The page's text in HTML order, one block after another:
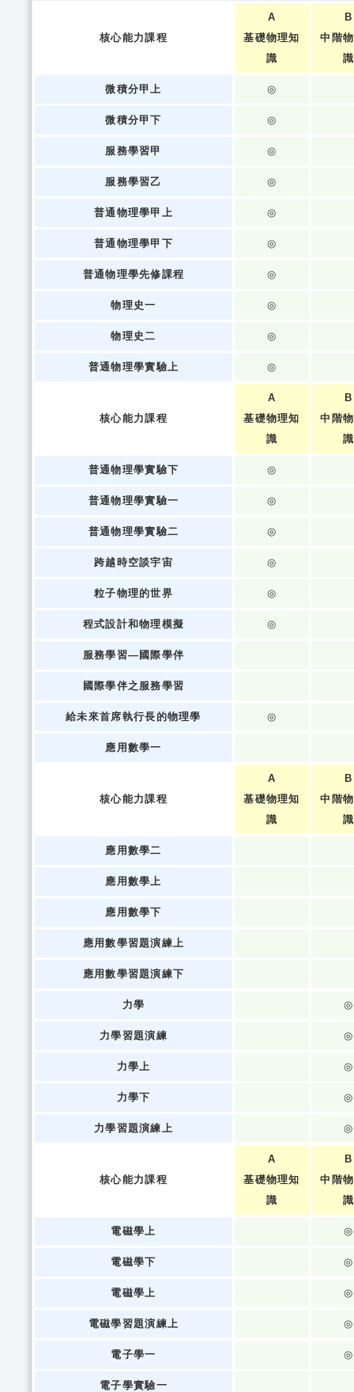
核心能力課程
A
基礎物理知
識
B
中階
識
微積分甲上 ◎
微積分甲下 ◎
服務學習甲 ◎
服務學習乙 ◎
普通物理學甲上 ◎
普通物理學甲下 ◎
普通物理學先修課程 ◎
物理史一 ◎
物理史二 ◎
普通物理學實驗上 ◎
核心能力課程
A
基礎物理知
識
B
中階
識
普通物理學實驗下 ◎
普通物理學實驗一 ◎
普通物理學實驗二 ◎
跨越時空談宇宙 ◎
粒子物理的世界 ◎
程式設計和物理模擬 ◎
服務學習—國際學伴
國際學伴之服務學習
給未來首席執行長的物理學 ◎
應用數學一
核心能力課程
A
基礎物理知
識
B
中階
識
應用數學二
應用數學上
應用數學下
應用數學習題演練上
應用數學習題演練下
力學 ◎
力學習題演練 ◎
力學上 ◎
力學下 ◎
力學習題演練上 ◎
核心能力課程
A
基礎物理知
識
B
中階
識
電磁學上 ◎
電磁學下 ◎
電磁學上 ◎
電磁學習題演練上 ◎
電子學一 ◎
電子學實驗一